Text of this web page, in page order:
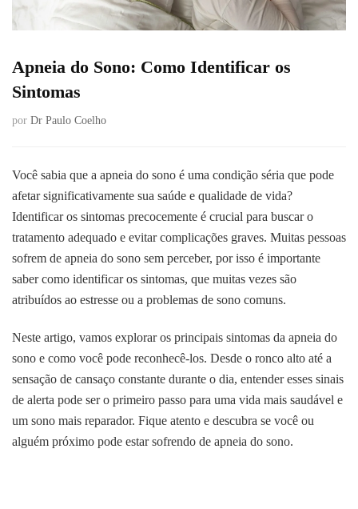
Apneia do Sono: Como Identificar os
Sintomas
por Dr Paulo Coelho
Você sabia que a apneia do sono é uma condição séria que pode
afetar significativamente sua saúde e qualidade de vida?
Identificar os sintomas precocemente é crucial para buscar o
tratamento adequado e evitar complicações graves. Muitas pessoas
sofrem de apneia do sono sem perceber, por isso é importante
saber como identificar os sintomas, que muitas vezes são
atribuídos ao estresse ou a problemas de sono comuns.
Neste artigo, vamos explorar os principais sintomas da apneia do
sono e como você pode reconhecê-los. Desde o ronco alto até a
sensação de cansaço constante durante o dia, entender esses sinais
de alerta pode ser o primeiro passo para uma vida mais saudável e
um sono mais reparador. Fique atento e descubra se você ou
alguém próximo pode estar sofrendo de apneia do sono.